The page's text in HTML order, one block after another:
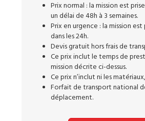
Prix normal : la mission est
un délai de 48h à 3 semaines.
Prix en urgence : la mission
dans les 24h.
Devis gratuit hors frais de
Ce prix inclut le temps de
mission décrite ci-dessus.
Ce prix n’inclut ni les
Forfait de transport national
déplacement.